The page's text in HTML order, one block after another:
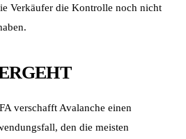
Verkäufer die Kontrolle noch nicht
verschafft Avalanche einen
den die meisten